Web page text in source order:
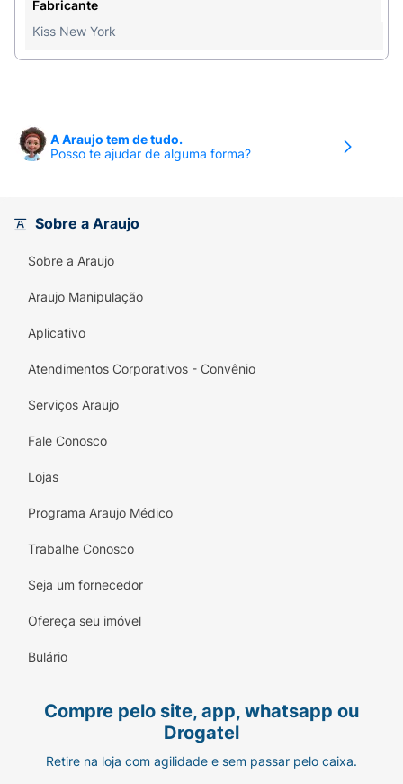
Tamanho Ideal (Curto):
mantêm o brilho e a cor por mais tempo do que
o esmalte tradicional.
impecáveis e no
Fabricante
Kiss New York
A Araujo tem de tudo.
Posso te ajudar de alguma forma?
Sobre a Araujo
Sobre a Araujo
Araujo Manipulação
Aplicativo
Atendimentos Corporativos - Convênio
Serviços Araujo
Fale Conosco
Lojas
Programa Araujo Médico
Trabalhe Conosco
Seja um fornecedor
Ofereça seu imóvel
Bulário
Compre pelo site, app, whatsapp ou
Drogatel
Retire na loja com agilidade e sem passar pelo caixa.